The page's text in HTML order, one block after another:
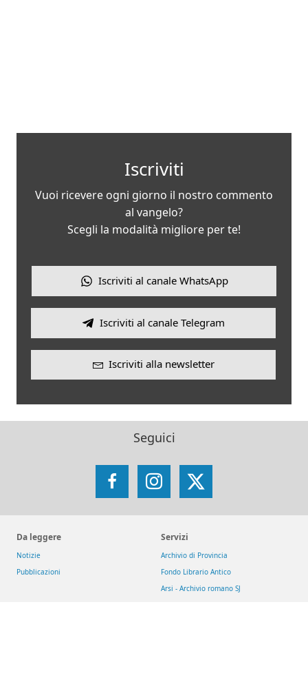
Iscriviti
Vuoi ricevere ogni giorno il nostro commento
al vangelo?
Scegli la modalità migliore per te!
Iscriviti al canale WhatsApp
Iscriviti al canale Telegram
Iscriviti alla newsletter
Seguici
FacebookInstagram
X
Da leggere
Notizie
Pubblicazioni
Servizi
Archivio di Provincia
Fondo Librario Antico
Arsi - Archivio romano SJ